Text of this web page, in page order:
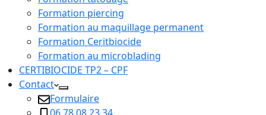
Formation piercing
Formation au maquillage permanent
Formation Ceritbiocide
Formation au microblading
CERTIBIOCIDE TP2 – CPF
Contact
Formulaire